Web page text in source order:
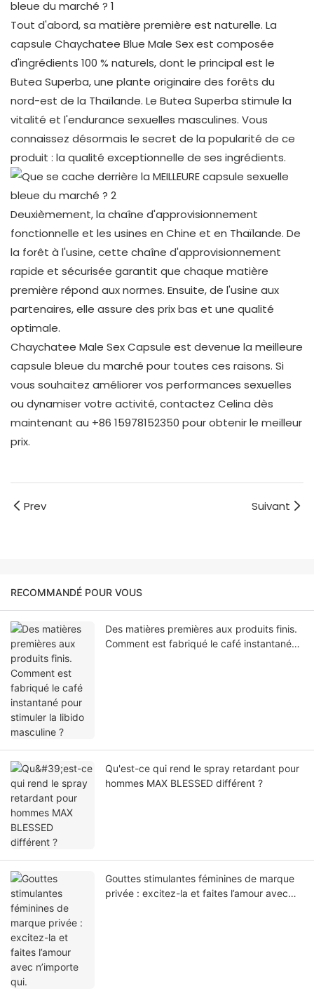
Tout d'abord, sa matière première est naturelle. La
capsule Chaychatee Blue Male Sex est composée
d'ingrédients 100 % naturels, dont le principal est le
Butea Superba, une plante originaire des forêts du
nord-est de la Thaïlande. Le Butea Superba stimule la
vitalité et l'endurance sexuelles masculines. Vous
connaissez désormais le secret de la popularité de ce
produit : la qualité exceptionnelle de ses ingrédients.
Deuxièmement, la chaîne d'approvisionnement
fonctionnelle et les usines en Chine et en Thaïlande. De
la forêt à l'usine, cette chaîne d'approvisionnement
rapide et sécurisée garantit que chaque matière
première répond aux normes. Ensuite, de l'usine aux
partenaires, elle assure des prix bas et une qualité
optimale.
Chaychatee Male Sex Capsule est devenue la meilleure
capsule bleue du marché pour toutes ces raisons. Si
vous souhaitez améliorer vos performances sexuelles
ou dynamiser votre activité, contactez Celina dès
maintenant au +86 15978152350 pour obtenir le meilleur
prix.
Prev Suivant
RECOMMANDÉ POUR VOUS
Des matières premières aux produits finis.
Comment est fabriqué le café instantané
Qu'est-ce qui rend le spray retardant pour
hommes MAX BLESSED différent ?
Gouttes stimulantes féminines de marque
privée : excitez-la et faites l’amour avec